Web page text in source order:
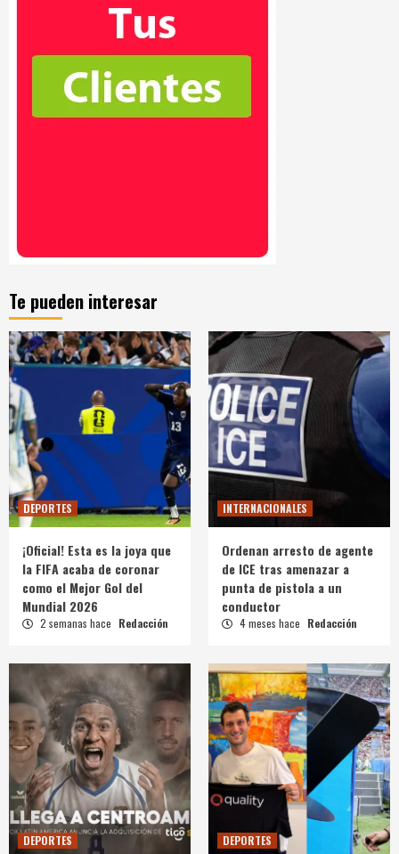
Te pueden interesar
DEPORTES
¡Oficial! Esta es la joya que
la FIFA acaba de coronar
como el Mejor Gol del
Mundial 2026
2 semanas hace Redacción
INTERNACIONALES
Ordenan arresto de agente
de ICE tras amenazar a
punta de pistola a un
conductor
4 meses hace Redacción
DEPORTES DEPORTES